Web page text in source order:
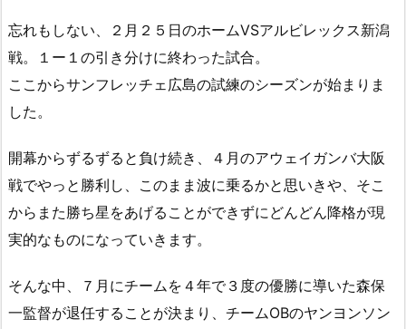
忘れもしない、２月２５日のホームVSアルビレックス新潟
戦。１ー１の引き分けに終わった試合。
ここからサンフレッチェ広島の試練のシーズンが始まりま
した。
開幕からずるずると負け続き、４月のアウェイガンバ大阪
戦でやっと勝利し、このまま波に乗るかと思いきや、そこ
からまた勝ち星をあげることができずにどんどん降格が現
実的なものになっていきます。
そんな中、７月にチームを４年で３度の優勝に導いた森保
一監督が退任することが決まり、チームOBのヤンヨンソン